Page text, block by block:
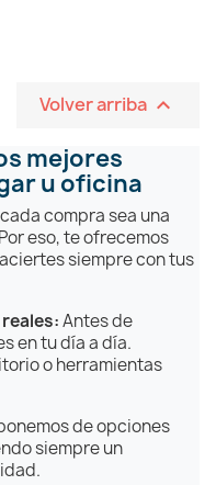
Volver arriba 
mejores
u oficina
compra sea una
eso, te ofrecemos
siempre con tus
Antes de
en tu día a día.
o herramientas
de opciones
siempre un